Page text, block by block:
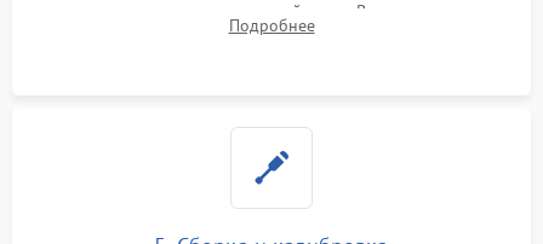
контроллеров на материнской плате. Восстановление
разъемов и кнопок, замена поврежденных элементов
Подробнее